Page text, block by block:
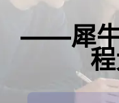
——犀牛